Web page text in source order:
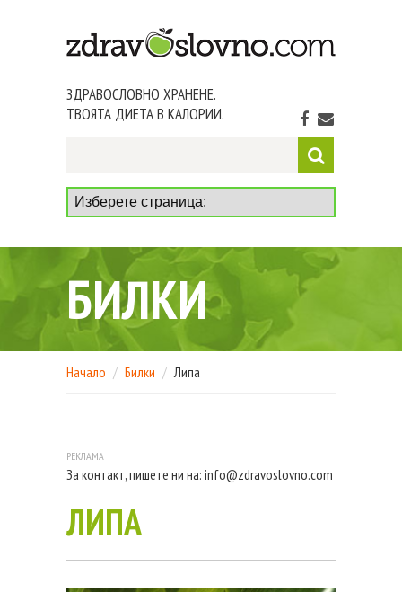
ЗДРАВОСЛОВНО ХРАНЕНЕ.
ТВОЯТА ДИЕТА В КАЛОРИИ.
БИЛКИ
Начало Билки Липа
За контакт, пишете ни на: info@zdravoslovno.com
ЛИПА